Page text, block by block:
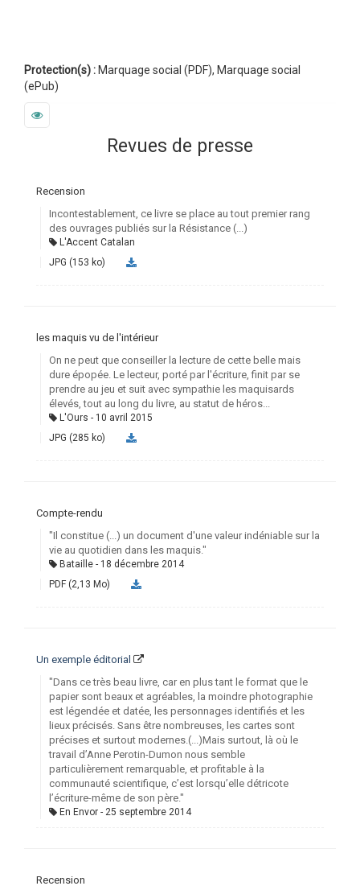
Protection(s) :Marquage social (PDF), Marquage social
(ePub)
Revues de presse
Recension
Incontestablement, ce livre se place au tout premier rang
des ouvrages publiés sur la Résistance (...)
L'Accent Catalan
JPG (153 ko)
les maquis vu de l'intérieur
On ne peut que conseiller la lecture de cette belle mais
dure épopée. Le lecteur, porté par l'écriture, finit par se
prendre au jeu et suit avec sympathie les maquisards
élevés, tout au long du livre, au statut de héros...
L'Ours
10 avril 2015
JPG (285 ko)
Compte-rendu
"Il constitue (...) un document d'une valeur indéniable sur la
vie au quotidien dans les maquis."
Bataille
18 décembre 2014
PDF (2,13 Mo)
Un exemple éditorial
"Dans ce très beau livre, car en plus tant le format que le
papier sont beaux et agréables, la moindre photographie
est légendée et datée, les personnages identifiés et les
lieux précisés. Sans être nombreuses, les cartes sont
précises et surtout modernes.(...)Mais surtout, là où le
travail d’Anne Perotin-Dumon nous semble
particulièrement remarquable, et profitable à la
communauté scientifique, c’est lorsqu’elle détricote
l’écriture-même de son père."
En Envor 25 septembre 2014
Recension